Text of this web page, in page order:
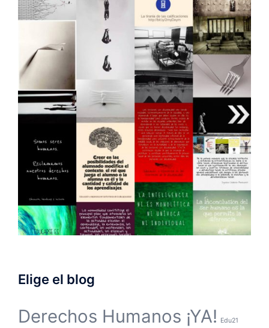
Elige el blog
Derechos Humanos ¡YA! Edu21